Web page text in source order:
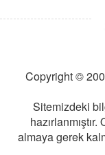
Copyright ©
Sitemizdeki
almaya gerek